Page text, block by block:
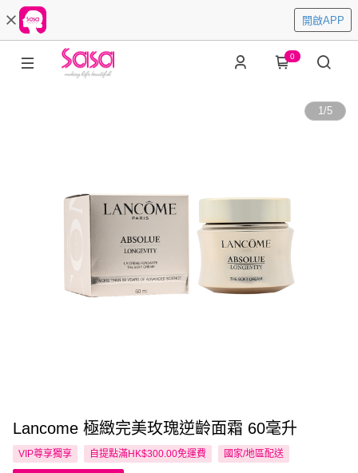
開啟APP
0
1/5
Lancome 極緻完美玫瑰逆齡面霜 60毫升
VIP尊享獨享 自提點滿HK$300.00免運費 國家/地區配送